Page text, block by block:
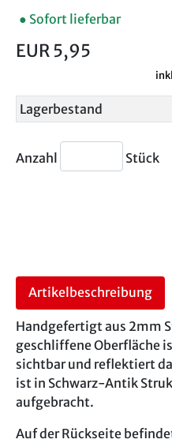
● Sofort lieferbar
EUR 5,95
Lagerbestand
Anzahl Stück
Artikelbeschreibung
Handgefertigt aus 2mm
geschliffene Oberfläche
sichtbar und reflektiert
ist in Schwarz-Antik
aufgebracht.
Auf der Rückseite